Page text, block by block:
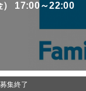
） 17:00～22:00
募集終了